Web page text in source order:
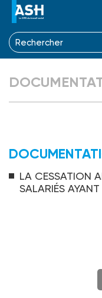
LA CESSATION
SALARIÉS